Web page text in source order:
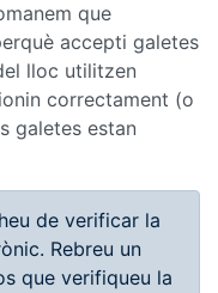
que
accepti galetes
lloc utilitzen
correctament (o
galetes estan
de verificar la
Rebreu un
que verifiqueu la